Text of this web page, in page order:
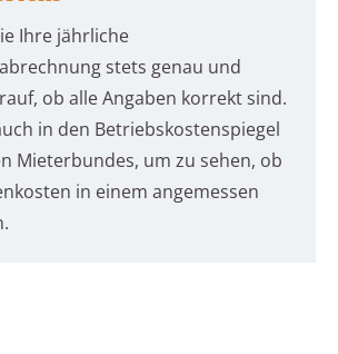
Ihre jährliche
stets genau und
ob alle Angaben korrekt sind.
in den Betriebskostenspiegel
Mieterbundes, um zu sehen, ob
in einem angemessen